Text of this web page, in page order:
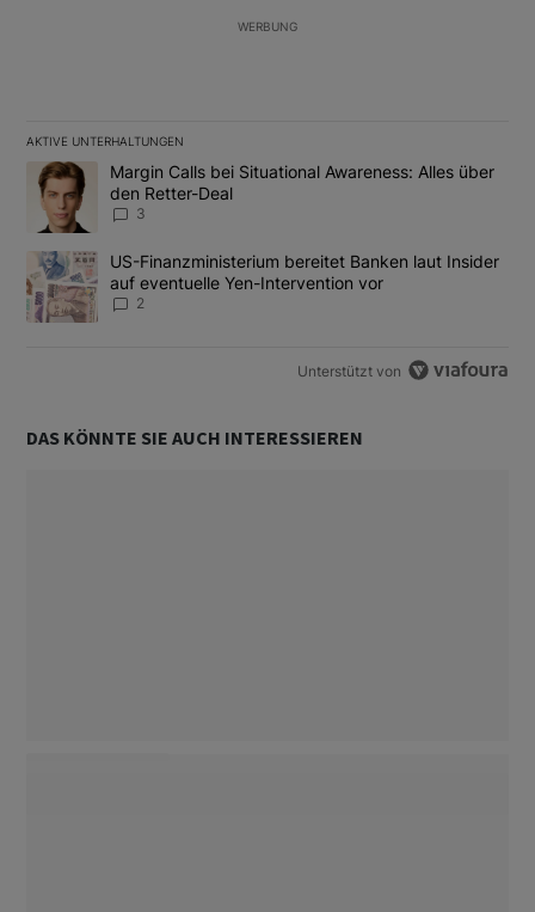
WERBUNG
AKTIVE UNTERHALTUNGEN
Das Folgende ist eine Liste der am meisten kommentierten
Ein Trendartikel mit dem Titel "Margin Calls bei Situational
Margin Calls bei Situational Awareness: Alles über
den Retter-Deal
3
Ein Trendartikel mit dem Titel "US-Finanzministerium bereitet
US-Finanzministerium bereitet Banken laut Insider
auf eventuelle Yen-Intervention vor
2
Unterstützt von
DAS KÖNNTE SIE AUCH INTERESSIEREN